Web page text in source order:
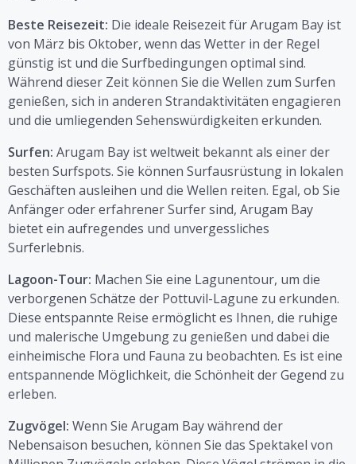
Beste Reisezeit: Die ideale Reisezeit für Arugam Bay ist
von März bis Oktober, wenn das Wetter in der Regel
günstig ist und die Surfbedingungen optimal sind.
Während dieser Zeit können Sie die Wellen zum Surfen
genießen, sich in anderen Strandaktivitäten engagieren
und die umliegenden Sehenswürdigkeiten erkunden.
Surfen: Arugam Bay ist weltweit bekannt als einer der
besten Surfspots. Sie können Surfausrüstung in lokalen
Geschäften ausleihen und die Wellen reiten. Egal, ob Sie
Anfänger oder erfahrener Surfer sind, Arugam Bay
bietet ein aufregendes und unvergessliches
Surferlebnis.
Lagoon-Tour: Machen Sie eine Lagunentour, um die
verborgenen Schätze der Pottuvil-Lagune zu erkunden.
Diese entspannte Reise ermöglicht es Ihnen, die ruhige
und malerische Umgebung zu genießen und dabei die
einheimische Flora und Fauna zu beobachten. Es ist eine
entspannende Möglichkeit, die Schönheit der Gegend zu
erleben.
Zugvögel: Wenn Sie Arugam Bay während der
Nebensaison besuchen, können Sie das Spektakel von